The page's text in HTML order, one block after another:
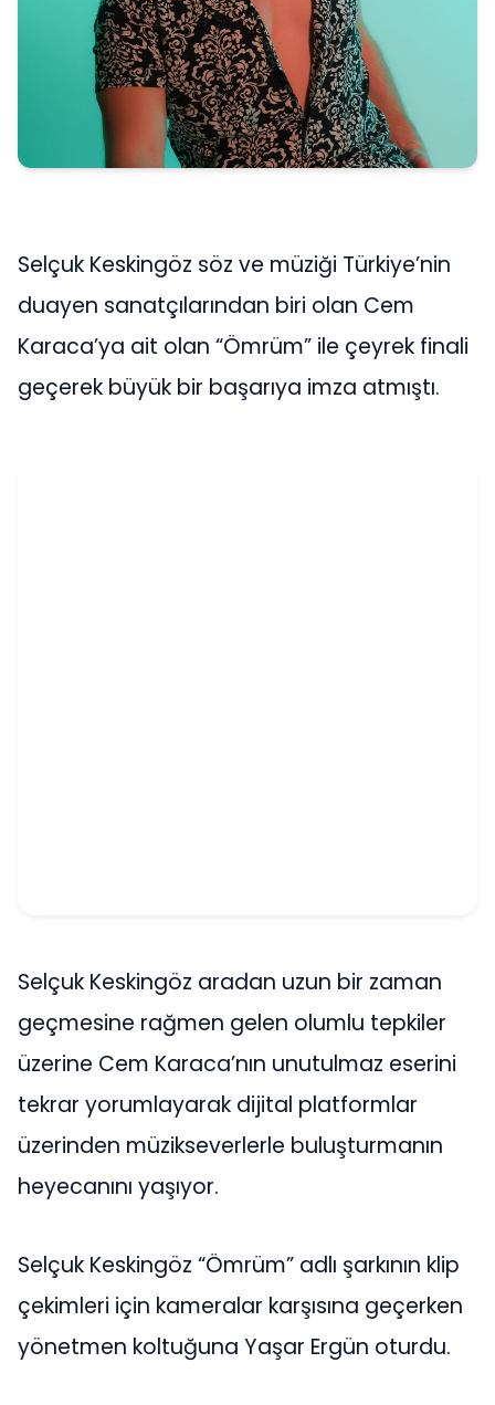
Selçuk Keskingöz söz ve müziği Türkiye’nin
duayen sanatçılarından biri olan Cem
Karaca’ya ait olan “Ömrüm” ile çeyrek finali
geçerek büyük bir başarıya imza atmıştı.
Selçuk Keskingöz aradan uzun bir zaman
geçmesine rağmen gelen olumlu tepkiler
üzerine Cem Karaca’nın unutulmaz eserini
tekrar yorumlayarak dijital platformlar
üzerinden müzikseverlerle buluşturmanın
heyecanını yaşıyor.
Selçuk Keskingöz “Ömrüm” adlı şarkının klip
çekimleri için kameralar karşısına geçerken
yönetmen koltuğuna Yaşar Ergün oturdu.